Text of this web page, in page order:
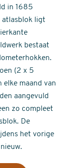
in 1685
atlasblok ligt
bestaat
(2 x 5
elke maand van
aangevuld
zo compleet
De
het vorige